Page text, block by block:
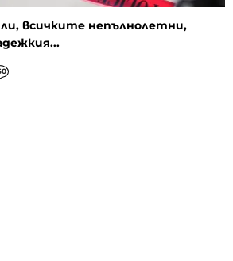
всичките непълнолетни,